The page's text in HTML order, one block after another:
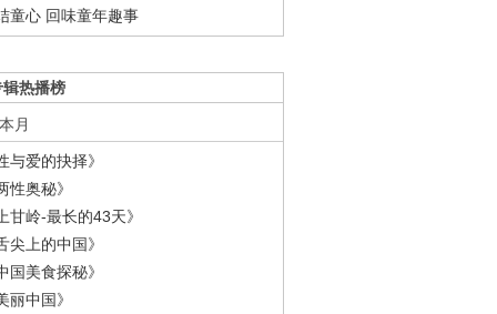
童心 回味童年趣事
热播榜
本月
与爱的抉择》
性奥秘》
甘岭-最长的43天》
尖上的中国》
国美食探秘》
丽中国》